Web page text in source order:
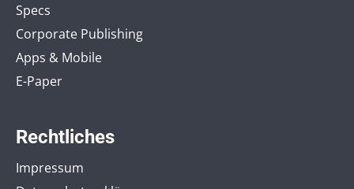
Specs
Corporate Publishing
Apps & Mobile
E-Paper
Rechtliches
Impressum